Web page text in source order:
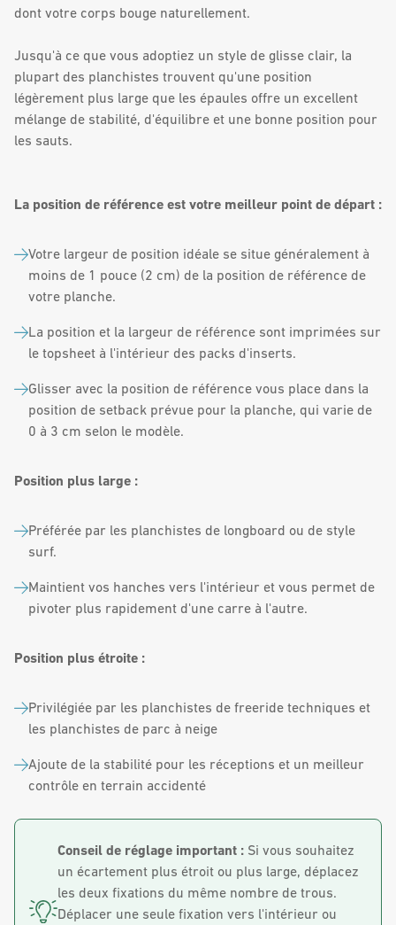
dont votre corps bouge naturellement.
Jusqu'à ce que vous adoptiez un style de glisse clair, la
plupart des planchistes trouvent qu'une position
légèrement plus large que les épaules offre un excellent
mélange de stabilité, d'équilibre et une bonne position pour
les sauts.
La position de référence est votre meilleur point de départ :
Votre largeur de position idéale se situe généralement à
moins de 1 pouce (2 cm) de la position de référence de
votre planche.
La position et la largeur de référence sont imprimées sur
le topsheet à l'intérieur des packs d'inserts.
Glisser avec la position de référence vous place dans la
position de setback prévue pour la planche, qui varie de
0 à 3 cm selon le modèle.
Position plus large :
Préférée par les planchistes de longboard ou de style
surf.
Maintient vos hanches vers l'intérieur et vous permet de
pivoter plus rapidement d'une carre à l'autre.
Position plus étroite :
Privilégiée par les planchistes de freeride techniques et
les planchistes de parc à neige
Ajoute de la stabilité pour les réceptions et un meilleur
contrôle en terrain accidenté
Conseil de réglage important : Si vous souhaitez
un écartement plus étroit ou plus large, déplacez
les deux fixations du même nombre de trous.
Déplacer une seule fixation vers l'intérieur ou